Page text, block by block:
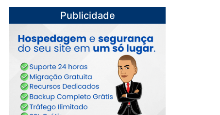
Publicidade